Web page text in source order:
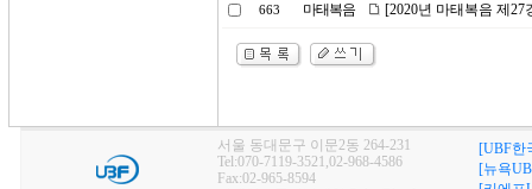
663 마태복음 [2020년 마태복음 제27
서울 동대문구 이문2동 264-231
Tel:070-7119-3521,02-968-4586
Fax:02-965-8594
[UBF한
[뉴욕